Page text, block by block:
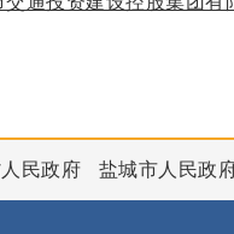
民政府 盐城市人民政